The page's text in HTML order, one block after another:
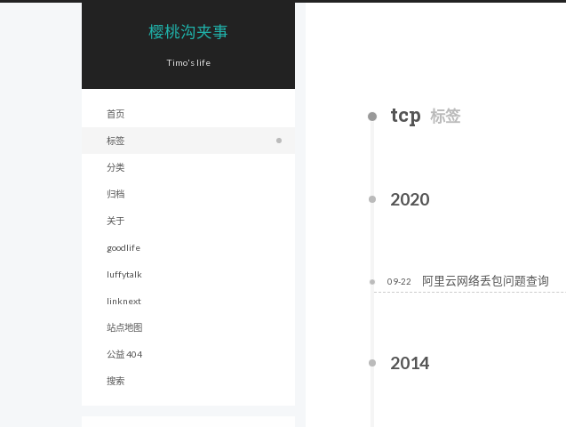
樱桃沟夹事
Timo's life
首页
标签
分类
归档
关于
goodlife
luffytalk
linknext
站点地图
公益 404
搜索
tcp 标签
2020
09-22 阿里云网络丢包问题查询
2014